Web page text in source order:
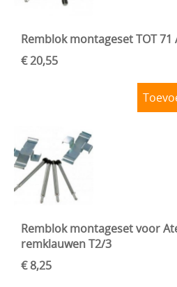
Remblok montageset TOT 71
€ 20,55
Remblok montageset voor
remklauwen T2/3
€ 8,25